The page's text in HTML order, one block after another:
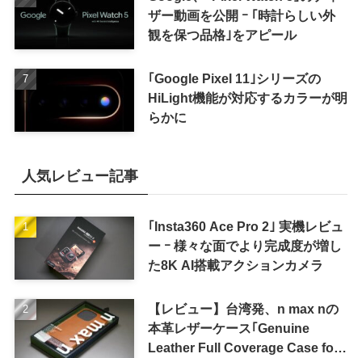
ザー動画を公開 ｰ ｢時計らしい外
観を保つ品格｣をアピール
｢Google Pixel 11｣シリーズの
HiLight機能が対応するカラーが明
らかに
人気レビュー記事
｢Insta360 Ace Pro 2｣ 実機レビュ
ー ｰ 様々な面でより完成度が増し
た8K AI搭載アクションカメラ
【レビュー】台湾発、n max nの
本革レザーケース｢Genuine
Leather Full Coverage Case for